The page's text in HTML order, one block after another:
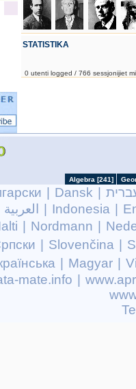
STATISTIKA
0 utenti logged / 766 sessjonijiet
Dansk
العربية Indonesia
Nordmann
Slovenčina
Magyar
mate.info